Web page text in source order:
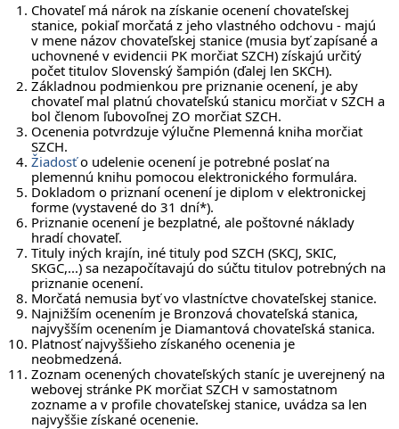
Chovateľ má nárok na získanie ocenení chovateľskej
stanice, pokiaľ morčatá z jeho vlastného odchovu - majú
v mene názov chovateľskej stanice (musia byť zapísané a
uchovnené v evidencii PK morčiat SZCH) získajú určitý
počet titulov Slovenský šampión (ďalej len SKCH).
Základnou podmienkou pre priznanie ocenení, je aby
chovateľ mal platnú chovateľskú stanicu morčiat v SZCH a
bol členom ľubovoľnej ZO morčiat SZCH.
Ocenenia potvrdzuje výlučne Plemenná kniha morčiat
SZCH.
Žiadosťo udelenie ocenení je potrebné poslať na
plemennú knihu pomocou elektronického formulára.
Dokladom o priznaní ocenení je diplom v elektronickej
forme (vystavené do 31 dní*).
Priznanie ocenení je bezplatné, ale poštovné náklady
hradí chovateľ.
Tituly iných krajín, iné tituly pod SZCH (SKCJ, SKIC,
SKGC,...) sa nezapočítavajú do súčtu titulov potrebných na
priznanie ocenení.
Morčatá nemusia byť vo vlastníctve chovateľskej stanice.
Najnižším ocenením je Bronzová chovateľská stanica,
najvyšším ocenením je Diamantová chovateľská stanica.
Platnosť najvyššieho získaného ocenenia je
neobmedzená.
Zoznam ocenených chovateľských staníc je uverejnený na
webovej stránke PK morčiat SZCH v samostatnom
zozname a v profile chovateľskej stanice, uvádza sa len
najvyššie získané ocenenie.